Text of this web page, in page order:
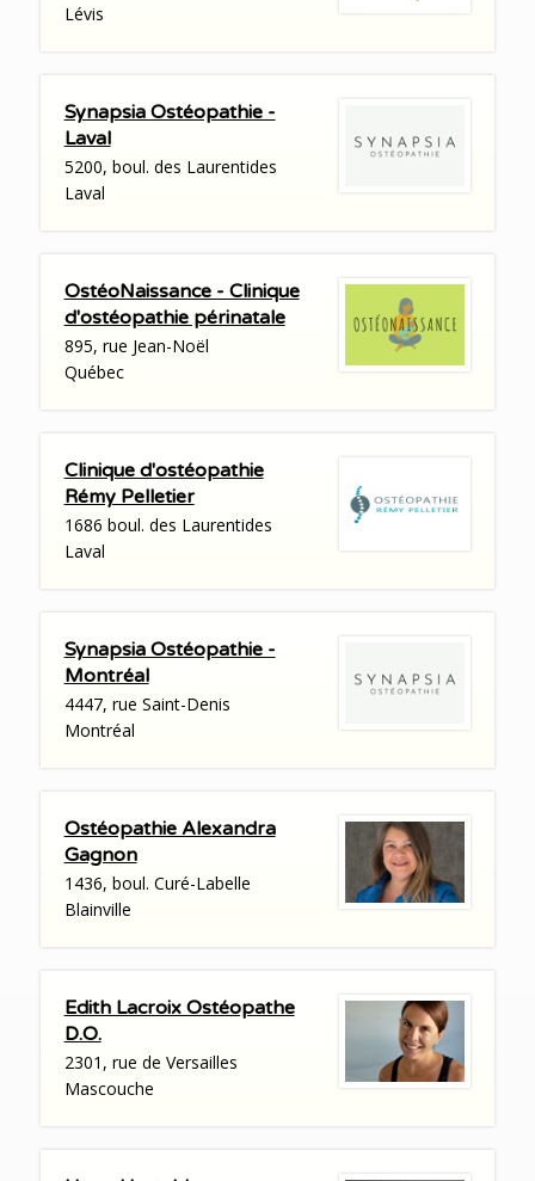
Lévis
Synapsia Ostéopathie -
Laval
5200, boul. des Laurentides
Laval
OstéoNaissance - Clinique
d'ostéopathie périnatale
895, rue Jean-Noël
Québec
Clinique d'ostéopathie
Rémy Pelletier
1686 boul. des Laurentides
Laval
Synapsia Ostéopathie -
Montréal
4447, rue Saint-Denis
Montréal
Ostéopathie Alexandra
Gagnon
1436, boul. Curé-Labelle
Blainville
Edith Lacroix Ostéopathe
D.O.
2301, rue de Versailles
Mascouche